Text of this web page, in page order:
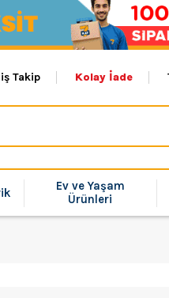
Takip Kolay İade
Ev ve Yaşam
Ürünleri